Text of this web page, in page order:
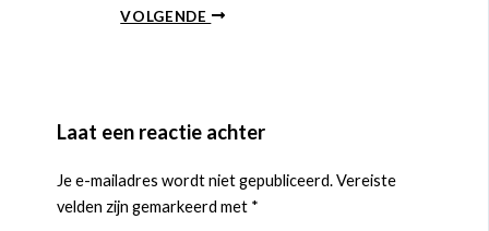
VOLGENDE
Laat een reactie achter
Je e-mailadres wordt niet gepubliceerd.Vereiste
velden zijn gemarkeerd met *